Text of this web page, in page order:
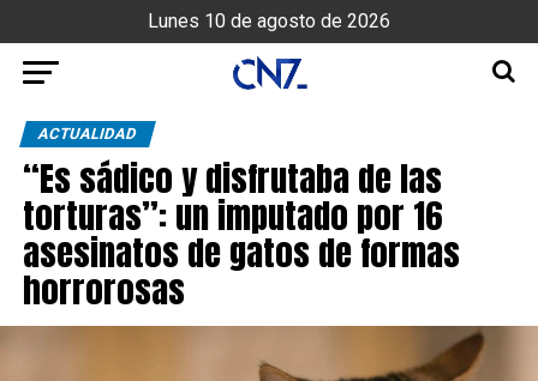
Lunes 10 de agosto de 2026
ACTUALIDAD
“Es sádico y disfrutaba de las
torturas”: un imputado por 16
asesinatos de gatos de formas
horrorosas